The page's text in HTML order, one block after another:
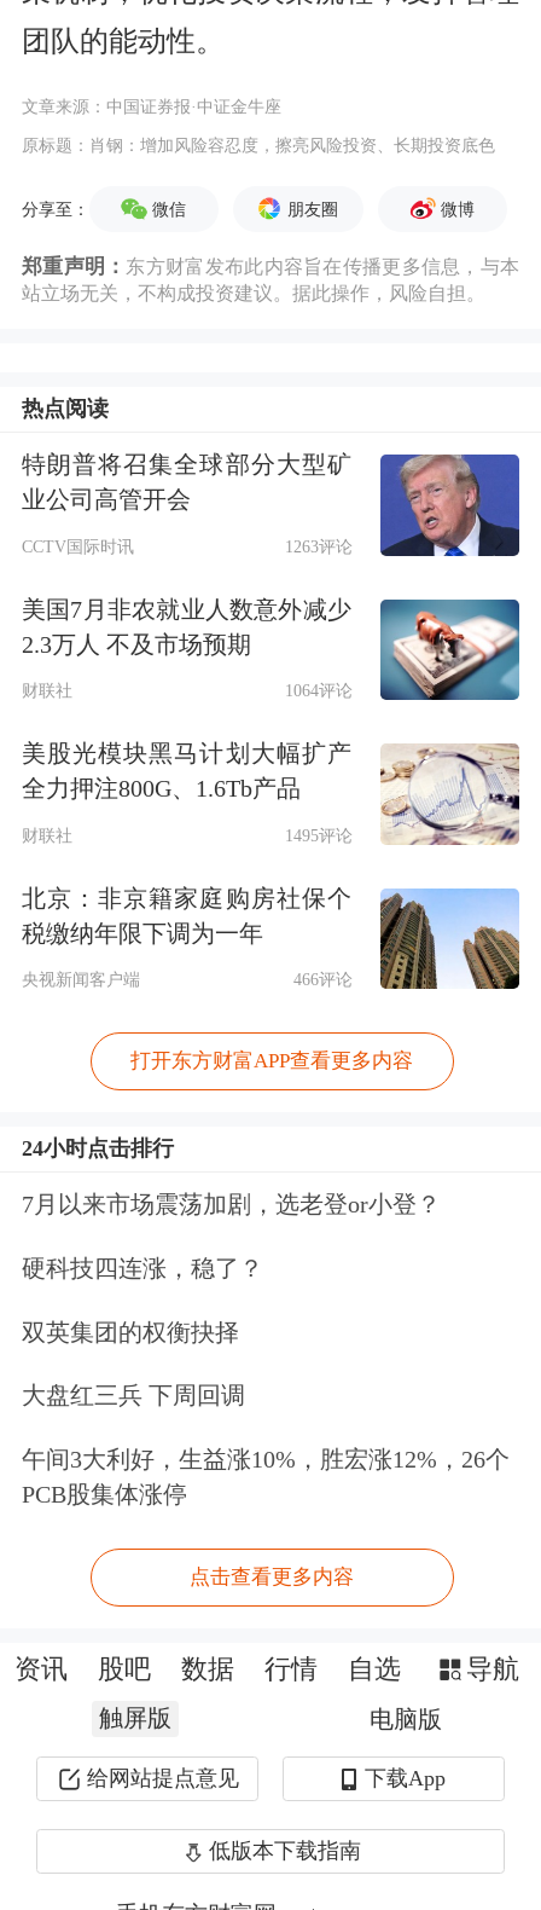
团队的能动性。
文章来源：中国证券报·中证金牛座
原标题：肖钢：增加风险容忍度，擦亮风险投资、长期投资底色
分享至： 微信 朋友圈 微博
郑重声明： 东方财富发布此内容旨在传播更多信息，与本
站立场无关，不构成投资建议。据此操作，风险自担。
热点阅读
特朗普将召集全球部分大型矿
业公司高管开会
CCTV国际时讯 1263评论
美国7月非农就业人数意外减少
2.3万人 不及市场预期
财联社 1064评论
美股光模块黑马计划大幅扩产
全力押注800G、1.6Tb产品
财联社 1495评论
北京：非京籍家庭购房社保个
税缴纳年限下调为一年
央视新闻客户端 466评论
打开东方财富APP查看更多内容
24小时点击排行
7月以来市场震荡加剧，选老登or小登？
硬科技四连涨，稳了？
双英集团的权衡抉择
大盘红三兵 下周回调
午间3大利好，生益涨10%，胜宏涨12%，26个
PCB股集体涨停
点击查看更多内容
资讯 股吧 数据 行情 自选 导航
触屏版 电脑版
给网站提点意见 下载App
低版本下载指南